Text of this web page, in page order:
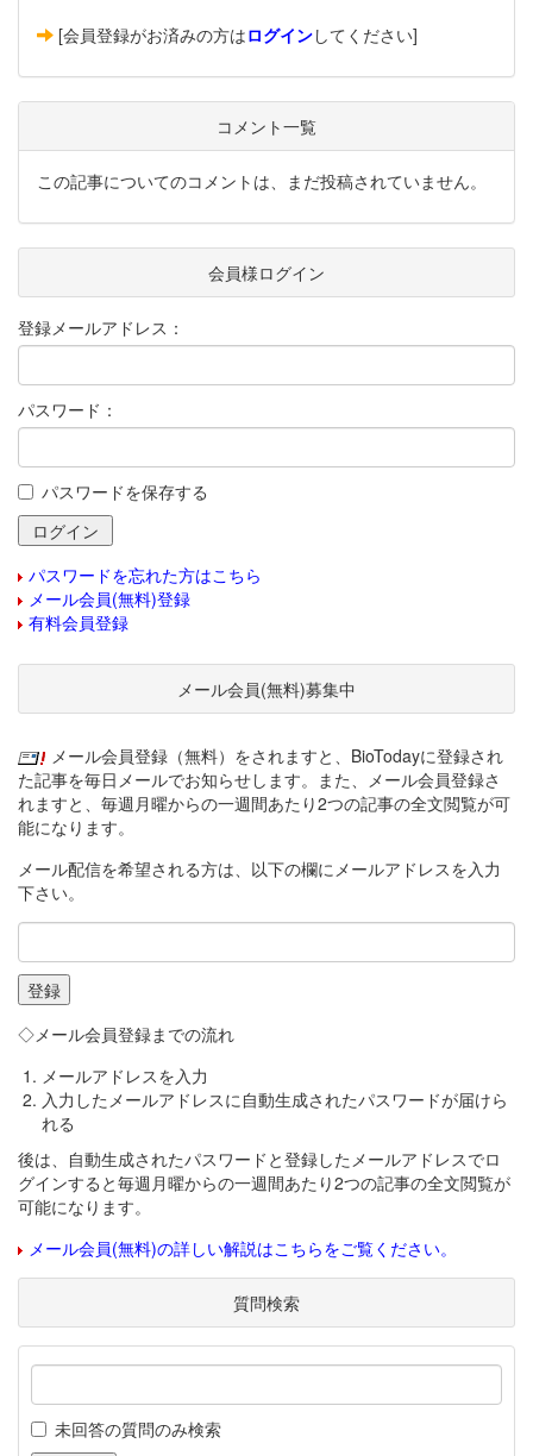
[会員登録がお済みの方はログインしてください]
コメント一覧
この記事についてのコメントは、まだ投稿されていません。
会員様ログイン
登録メールアドレス：
パスワード：
パスワードを保存する
パスワードを忘れた方はこちら
メール会員(無料)登録
有料会員登録
メール会員(無料)募集中
メール会員登録（無料）をされますと、BioTodayに登録され
た記事を毎日メールでお知らせします。また、メール会員登録さ
れますと、毎週月曜からの一週間あたり2つの記事の全文閲覧が可
能になります。
メール配信を希望される方は、以下の欄にメールアドレスを入力
下さい。
◇メール会員登録までの流れ
メールアドレスを入力
入力したメールアドレスに自動生成されたパスワードが届けら
れる
後は、自動生成されたパスワードと登録したメールアドレスでロ
グインすると毎週月曜からの一週間あたり2つの記事の全文閲覧が
可能になります。
メール会員(無料)の詳しい解説はこちらをご覧ください。
質問検索
未回答の質問のみ検索